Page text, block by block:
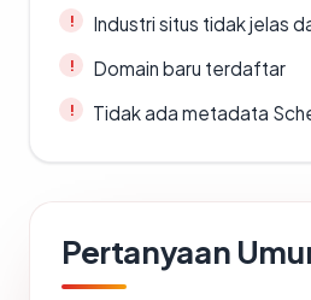
Industri situs tidak jelas
Domain baru terdaftar
Tidak ada metadata
Pertanyaan